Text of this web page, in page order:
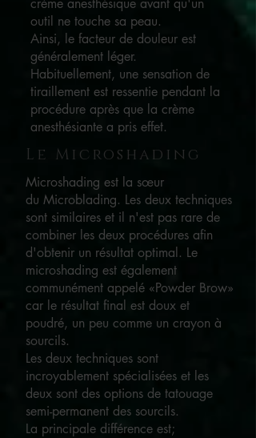
crème anesthésique avant qu'un
outil ne touche sa peau.
Ainsi, le facteur de douleur est
généralement léger.
Habituellement, une sensation de
tiraillement est ressentie pendant la
procédure après que la crème
anesthésiante a pris effet.
Le Microshading
Microshading est la sœur
du Microblading. Les deux techniques
sont similaires et il n'est pas rare de
combiner les deux procédures afin
d'obtenir un résultat optimal. Le
microshading est également
communément appelé «Powder Brow»
car le résultat final est doux et
poudré, un peu comme un crayon à
sourcils.
Les deux techniques sont
incroyablement spécialisées et les
deux sont des options de tatouage
semi-permanent des sourcils.
La principale différence est;